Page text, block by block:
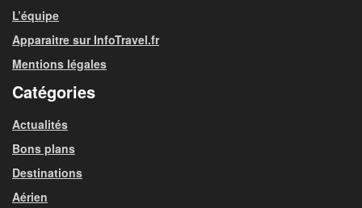
L’équipe
Apparaitre sur InfoTravel.fr
Mentions légales
Catégories
Actualités
Bons plans
Destinations
Aérien